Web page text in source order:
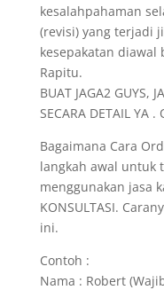
kesalahpahaman
(revisi) yang terjadi
kesepakatan diawal
Rapitu.
BUAT JAGA2 GUYS,
SECARA DETAIL YA .
Bagaimana Cara
langkah awal untuk
menggunakan jasa
KONSULTASI.
ini.
Contoh :
Nama : Robert